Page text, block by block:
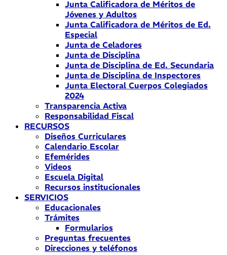
Junta Calificadora de Méritos de
Jóvenes y Adultos
Junta Calificadora de Méritos de Ed.
Especial
Junta de Celadores
Junta de Disciplina
Junta de Disciplina de Ed. Secundaria
Junta de Disciplina de Inspectores
Junta Electoral Cuerpos Colegiados
2024
Transparencia Activa
Responsabilidad Fiscal
RECURSOS
Diseños Curriculares
Calendario Escolar
Efemérides
Videos
Escuela Digital
Recursos institucionales
SERVICIOS
Educacionales
Trámites
Formularios
Preguntas frecuentes
Direcciones y teléfonos